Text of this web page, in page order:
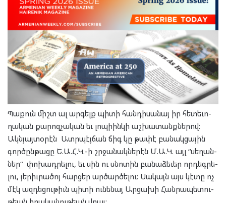
Պա­քուն միշտ ալ ար­գելք պի­տի հան­դի­սա­նայ իր հե­տե­ւո­
ղա­կան քա­րոզ­չա­կան եւ լոպի­ին­կի աշ­խա­տանք­նե­րով:
Ակն­յայ­տօ­րէն Ատր­պէյ­ճան ճիգ կը թա­փէ բա­նակ­ցա­յին
գոր­ծըն­թա­ցը Ե.Ա.Հ.Կ.-ի շրջա­նակ­նե­րէն Մ.Ա.Կ. այլ “սե­ղան­
ներ“ փո­խադ­րե­լու, եւ սին ու սնո­տին բա­նա­ձե­ւեր որ­դեգ­րե­
լու, յե­րիւ­րա­ծոյ հար­ցեր ար­ծար­ծե­լու: Սա­կայն այս կէ­տը ոչ
մէկ ազ­դե­ցու­թիւն պի­տի ու­նե­նայ Ար­ցա­խի Հան­րա­պե­տու­